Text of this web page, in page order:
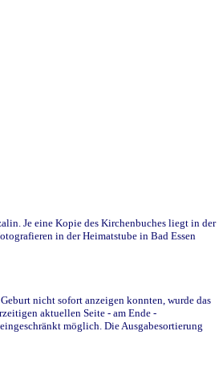
Je eine Kopie des Kirchenbuches liegt in der
in der Heimatstube in Bad Essen
nicht sofort anzeigen konnten, wurde das
aktuellen Seite - am Ende -
möglich. Die Ausgabesortierung